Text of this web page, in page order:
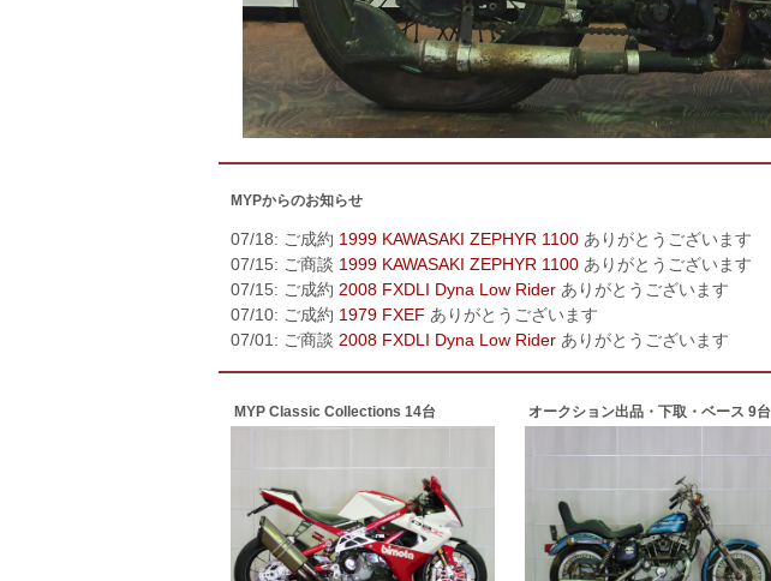
MYPからのお知らせ
07/18: ご成約 1999 KAWASAKI ZEPHYR 1100 ありがとうございます
07/15: ご商談 1999 KAWASAKI ZEPHYR 1100 ありがとうございます
07/15: ご成約 2008 FXDLI Dyna Low Rider ありがとうございます
07/10: ご成約 1979 FXEF ありがとうございます
07/01: ご商談 2008 FXDLI Dyna Low Rider ありがとうございます
MYP Classic Collections 14台 オークション出品・下取・ベース 9台